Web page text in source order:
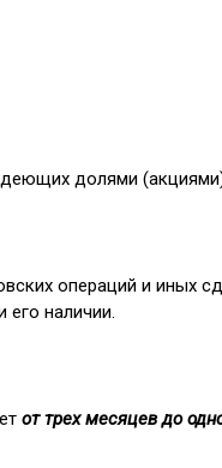
долями
операций и иных
его наличии.
от трех месяцев до